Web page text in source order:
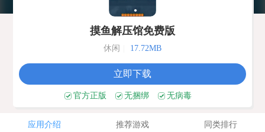
摸鱼解压馆免费版
休闲 17.72MB
立即下载
官方正版 无捆绑 无病毒
应用介绍 推荐游戏 同类排行